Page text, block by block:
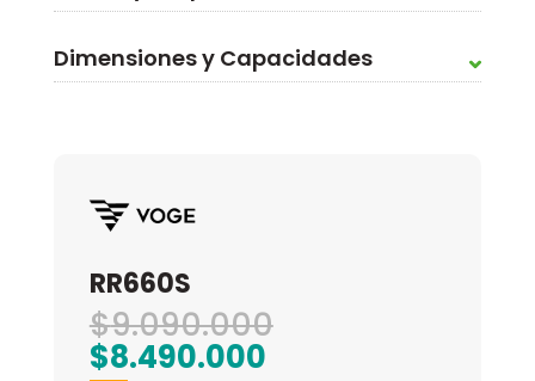
Dimensiones y Capacidades
RR660S
$9.090.000El
$8.490.000El